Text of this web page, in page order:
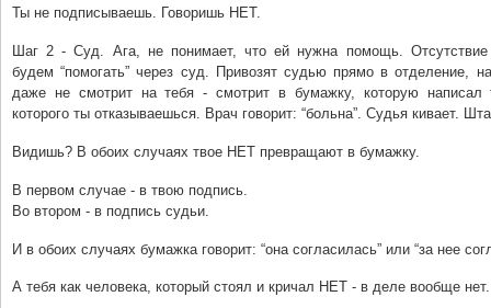
Ты не подписываешь. Говоришь НЕТ.
Шаг 2 - Суд. Ага, не понимает, что ей нужна помощь. Отсутствие
будем “помогать” через суд. Привозят судью прямо в отделение,
даже не смотрит на тебя - смотрит в бумажку, которую написал
которого ты отказываешься. Врач говорит: “больна”. Судья кивает.
Видишь? В обоих случаях твое НЕТ превращают в бумажку.
В первом случае - в твою подпись.
Во втором - в подпись судьи.
И в обоих случаях бумажка говорит: “она согласилась” или “за нее
А тебя как человека, который стоял и кричал НЕТ - в деле вообще нет.